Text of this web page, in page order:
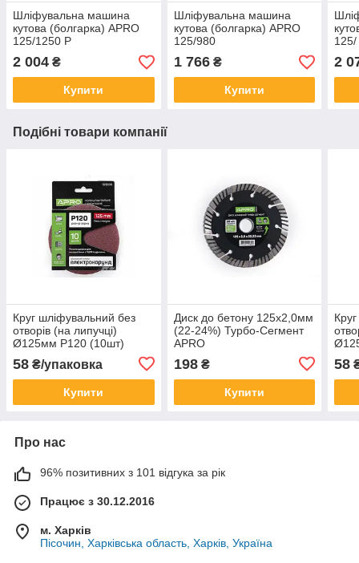
Шліфувальна машина
кутова (болгарка) APRO
125/1250 P
2 004 ₴
Купити
Шліфувальна машина
кутова (болгарка) APRO
125/980
1 766₴
Купити
2
Подібні товари компанії
Круг шліфувальний без
отворів (на липучці)
Ø125мм P120 (10шт)
58 ₴/упаковка
Купити
Диск до бетону 125х2,0мм
(22-24%) Турбо-Сегмент
APRO
198₴
Купити
58
Про нас
96% позитивних з 101 відгука за рік
Працює з 30.12.2016
м. Харків
Пісочин, Харківська область, Харків, Україна